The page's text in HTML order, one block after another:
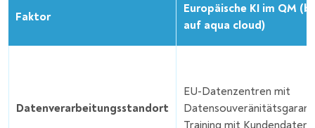
Faktor
Europäische KI im QM
auf aqua cloud)
Datenverarbeitungsstandort
EU-Datenzentren mit
Training mit Kundendaten